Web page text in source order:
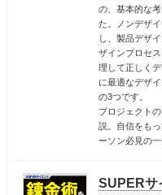
の、基本的な
た。ノンデザ
し、製品デザ
ザインプロセ
理して正しく
に最適なデザ
の3つです。
プロジェクト
説。自信をも
ーソン必見の
SUPERサ